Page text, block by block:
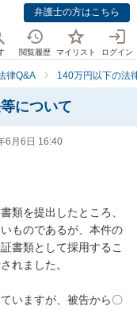
弁護士の方はこちら
閲覧履歴 マイリスト ログイン
律Q&A 140万円以下の法
について
6月6日 16:40
類を提出したところ、
ものであるが、本件の
書類として採用するこ
れました。
いますが、被告から〇